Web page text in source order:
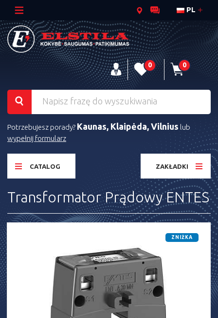
PL
0 0
Potrzebujesz porady? Kaunas, Klaipėda, Vilnius lub
wypełnij formularz
CATALOG ZAKŁADKI
Transformator Prądowy ENTES
ZNIŻKA